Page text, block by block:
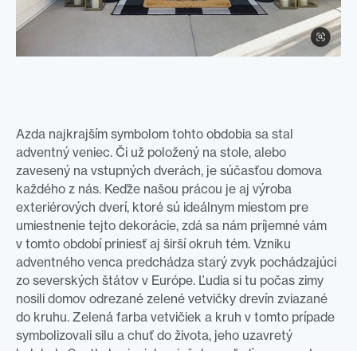
Azda najkrajším symbolom tohto obdobia sa stal
adventný veniec. Či už položený na stole, alebo
zavesený na vstupných dverách, je súčasťou domova
každého z nás. Keďže našou prácou je aj výroba
exteriérových dverí, ktoré sú ideálnym miestom pre
umiestnenie tejto dekorácie, zdá sa nám príjemné vám
v tomto období priniesť aj širší okruh tém. Vzniku
adventného venca predchádza starý zvyk pochádzajúci
zo severských štátov v Európe. Ľudia si tu počas zimy
nosili domov odrezané zelené vetvičky drevín zviazané
do kruhu. Zelená farba vetvičiek a kruh v tomto prípade
symbolizovali silu a chuť do života, jeho uzavretý